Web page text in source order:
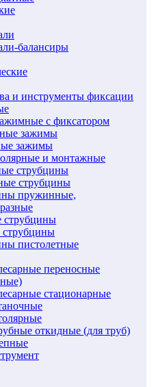
балансиры
и инструменты фиксации
с фиксатором
зажимы
зажимы
и монтажные
струбцины
струбцины
пружинные,
струбцины
струбцины
пистолетные
переносные
стационарные
откидные (для труб)